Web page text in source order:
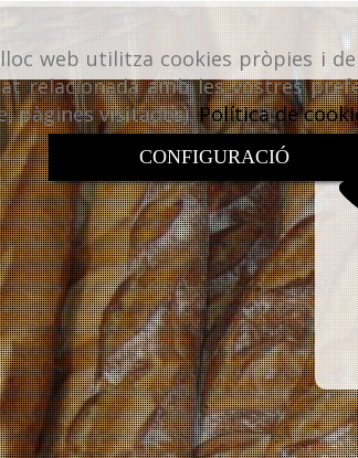
web utilitza cookies pròpies i
relacionada amb les vostres
pàgines visitades).Política de
CONFIGURACIÓ